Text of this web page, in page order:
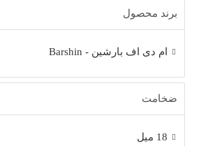
برند محصول
ام دی اف بارشین - Barshin
ضخامت
18 میل